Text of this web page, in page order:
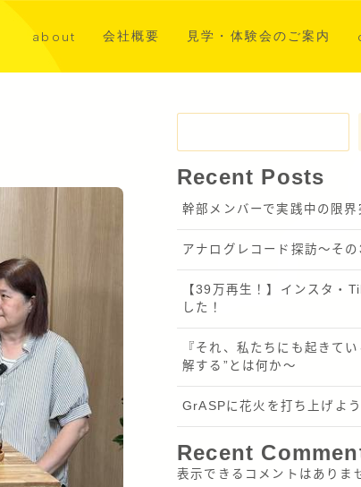
about
asahi横浜中西部
会社概要
共同事業募集
見学・体験会のご案内
Recent Posts
幹部メンバーで実践中の限界
アナログレコード探訪～その
【39万再生！】インスタ・
した！
『それ、私たちにも起きて
解する”とは何か～
GrASPに花火を打ち上げよう
Recent
表示できるコメントはありま